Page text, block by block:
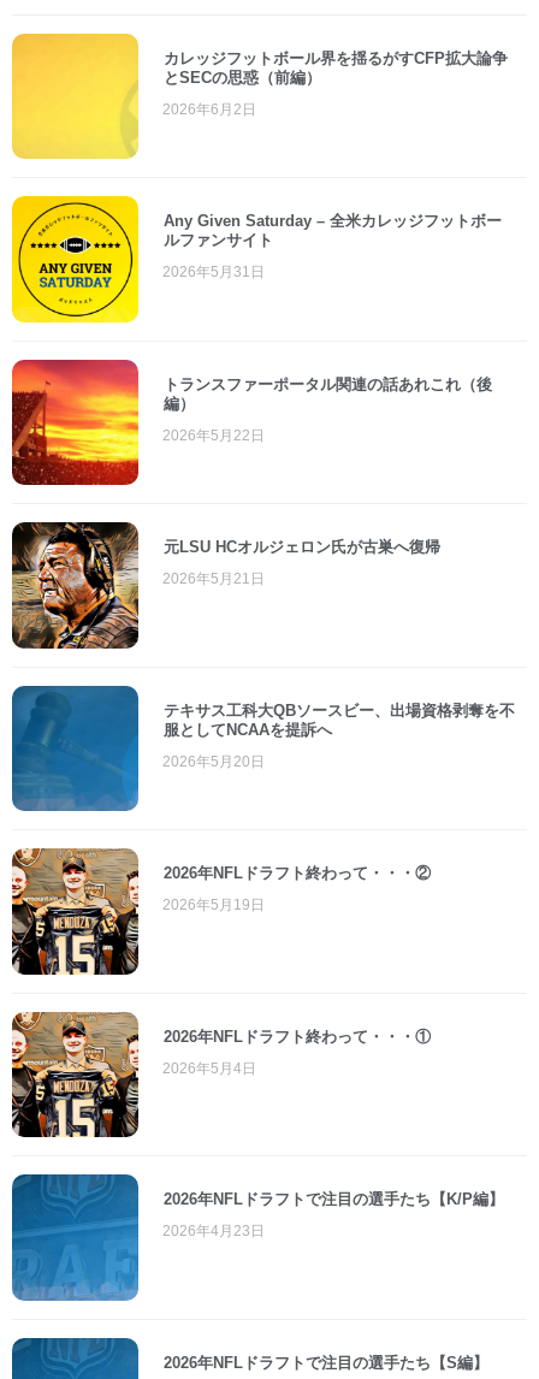
カレッジフットボール界を揺るがすCFP拡大論争
とSECの思惑（前編）
2026年6月2日
Any Given Saturday – 全米カレッジフットボー
ルファンサイト
2026年5月31日
トランスファーポータル関連の話あれこれ（後
編）
2026年5月22日
元LSU HCオルジェロン氏が古巣へ復帰
2026年5月21日
テキサス工科大QBソースビー、出場資格剥奪を不
服としてNCAAを提訴へ
2026年5月20日
2026年NFLドラフト終わって・・・②
2026年5月19日
2026年NFLドラフト終わって・・・①
2026年5月4日
2026年NFLドラフトで注目の選手たち【K/P編】
2026年4月23日
2026年NFLドラフトで注目の選手たち【S編】